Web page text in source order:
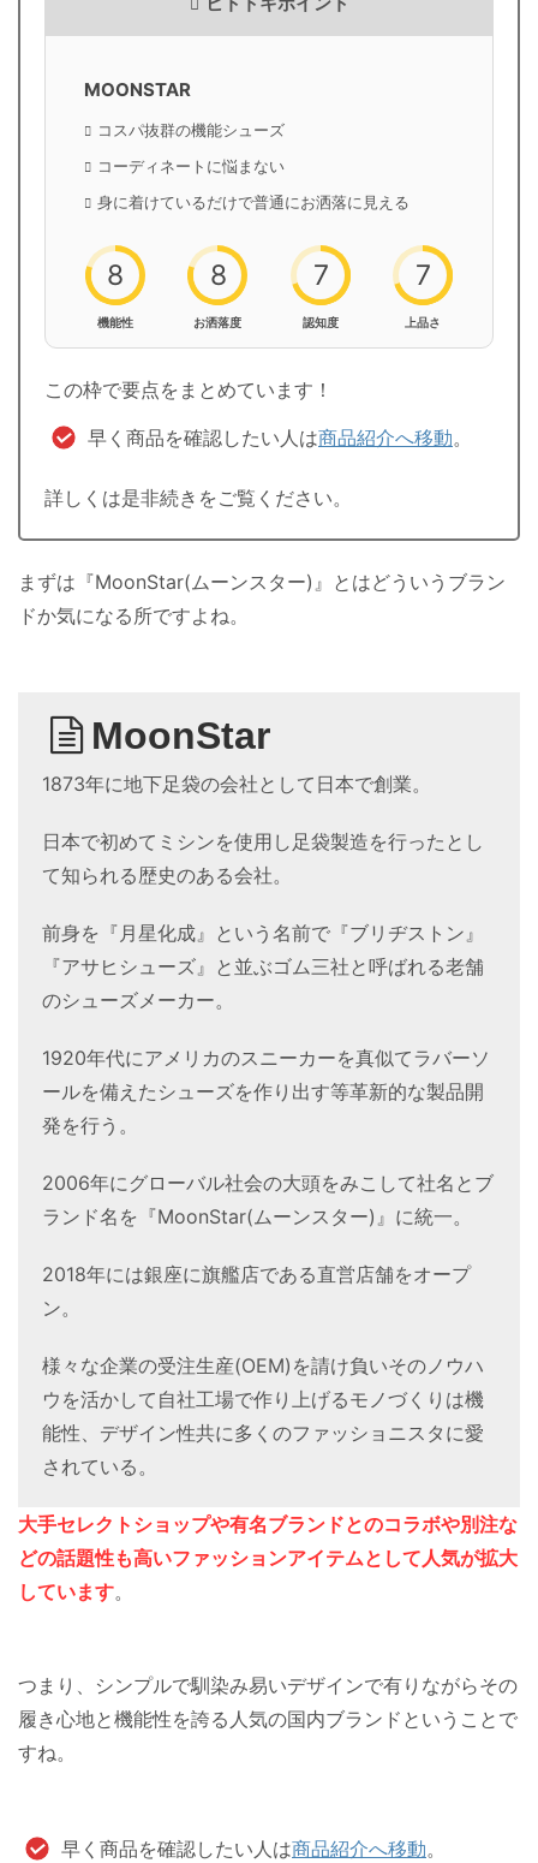
MOONSTAR
コスパ抜群の機能シューズ
コーディネートに悩まない
身に着けているだけで普通にお洒落に見える
8
機能性
8
お洒落度
7
認知度
7
上品さ
この枠で要点をまとめています！
早く商品を確認したい人は商品紹介へ移動。
詳しくは是非続きをご覧ください。
まずは『MoonStar(ムーンスター)』とはどういうブラン
ドか気になる所ですよね。
MoonStar
1873年に地下足袋の会社として日本で創業。
日本で初めてミシンを使用し足袋製造を行ったとし
て知られる歴史のある会社。
前身を『月星化成』という名前で『ブリヂストン』
『アサヒシューズ』と並ぶゴム三社と呼ばれる老舗
のシューズメーカー。
1920年代にアメリカのスニーカーを真似てラバーソ
ールを備えたシューズを作り出す等革新的な製品開
発を行う。
2006年にグローバル社会の大頭をみこして社名とブ
ランド名を『MoonStar(ムーンスター)』に統一。
2018年には銀座に旗艦店である直営店舗をオープ
ン。
様々な企業の受注生産(OEM)を請け負いそのノウハ
ウを活かして自社工場で作り上げるモノづくりは機
能性、デザイン性共に多くのファッショニスタに愛
されている。
大手セレクトショップや有名ブランドとのコラボや別注な
どの話題性も高いファッションアイテムとして人気が拡大
しています。
つまり、シンプルで馴染み易いデザインで有りながらその
履き心地と機能性を誇る人気の国内ブランドということで
すね。
早く商品を確認したい人は商品紹介へ移動。